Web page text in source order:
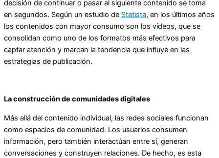
decisión de continuar o pasar al siguiente contenido se toma
en segundos. Según un estudio de Statista, en los últimos años
los contenidos con mayor consumo son los vídeos, que se
consolidan como uno de los formatos más efectivos para
captar atención y marcan la tendencia que influye en las
estrategias de publicación.
La construcción de comunidades digitales
Más allá del contenido individual, las redes sociales funcionan
como espacios de comunidad. Los usuarios consumen
información, pero también interactúan entre sí, generan
conversaciones y construyen relaciones. De hecho, es esta